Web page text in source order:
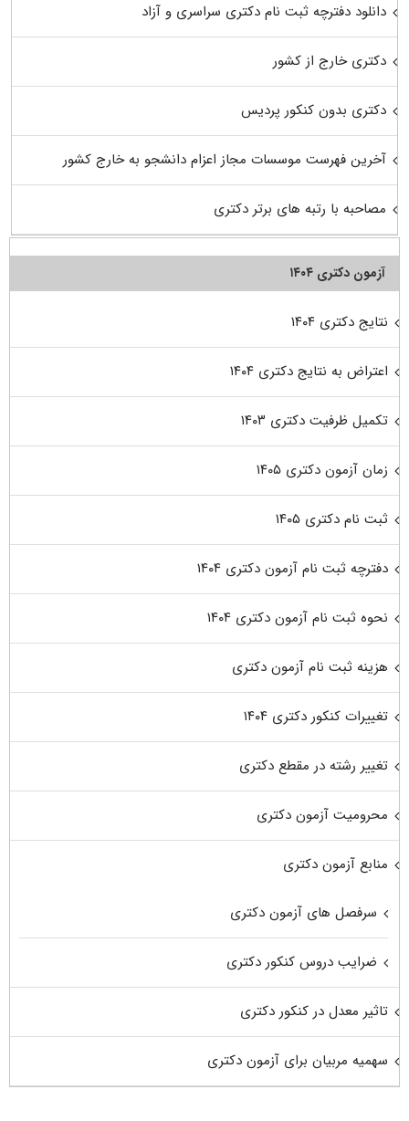
دانلود دفترچه ثبت نام دکتری سراسری و آزاد
دکتری خارج از کشور
دکتری بدون کنکور پردیس
آخرین فهرست موسسات مجاز اعزام دانشجو به خارج کشور
مصاحبه با رتبه های برتر دکتری
آزمون دکتری ۱۴۰۴
نتایج دکتری ۱۴۰۴
اعتراض به نتایج دکتری ۱۴۰۴
تکمیل ظرفیت دکتری ۱۴۰۳
زمان آزمون دکتری ۱۴۰۵
ثبت نام دکتری ۱۴۰۵
دفترچه ثبت نام آزمون دکتری ۱۴۰۴
نحوه ثبت نام آزمون دکتری ۱۴۰۴
هزینه ثبت نام آزمون دکتری
تغییرات کنکور دکتری ۱۴۰۴
تغییر رشته در مقطع دکتری
محرومیت آزمون دکتری
منابع آزمون دکتری
سرفصل های آزمون دکتری
ضرایب دروس کنکور دکتری
تاثیر معدل در کنکور دکتری
سهمیه مربیان برای آزمون دکتری